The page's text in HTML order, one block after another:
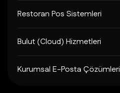
Restoran Pos Sistemleri
Bulut (Cloud) Hizmetleri
Kurumsal E-Posta Çözümleri